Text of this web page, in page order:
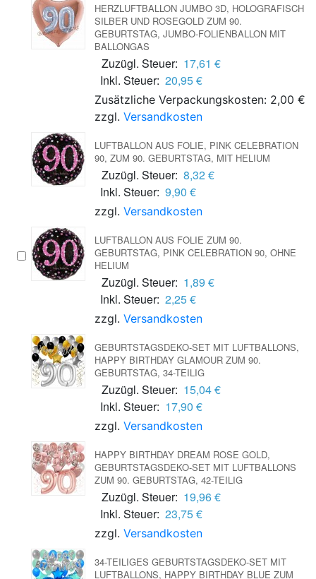
HERZLUFTBALLON JUMBO 3D, HOLOGRAFISCH
SILBER UND ROSEGOLD ZUM 90.
GEBURTSTAG, JUMBO-FOLIENBALLON MIT
BALLONGAS
Zuzügl. Steuer: 17,61 €
Inkl. Steuer: 20,95 €
Zusätzliche Verpackungskosten: 2,00 €
zzgl. Versandkosten
LUFTBALLON AUS FOLIE, PINK CELEBRATION
90, ZUM 90. GEBURTSTAG, MIT HELIUM
Zuzügl. Steuer: 8,32 €
Inkl. Steuer: 9,90 €
zzgl. Versandkosten
LUFTBALLON AUS FOLIE ZUM 90.
GEBURTSTAG, PINK CELEBRATION 90, OHNE
HELIUM
Zuzügl. Steuer: 1,89 €
Inkl. Steuer: 2,25 €
zzgl. Versandkosten
GEBURTSTAGSDEKO-SET MIT LUFTBALLONS,
HAPPY BIRTHDAY GLAMOUR ZUM 90.
GEBURTSTAG, 34-TEILIG
Zuzügl. Steuer: 15,04 €
Inkl. Steuer: 17,90 €
zzgl. Versandkosten
HAPPY BIRTHDAY DREAM ROSE GOLD,
GEBURTSTAGSDEKO-SET MIT LUFTBALLONS
ZUM 90. GEBURTSTAG, 42-TEILIG
Zuzügl. Steuer: 19,96 €
Inkl. Steuer: 23,75 €
zzgl. Versandkosten
34-TEILIGES GEBURTSTAGSDEKO-SET MIT
LUFTBALLONS, HAPPY BIRTHDAY BLUE ZUM